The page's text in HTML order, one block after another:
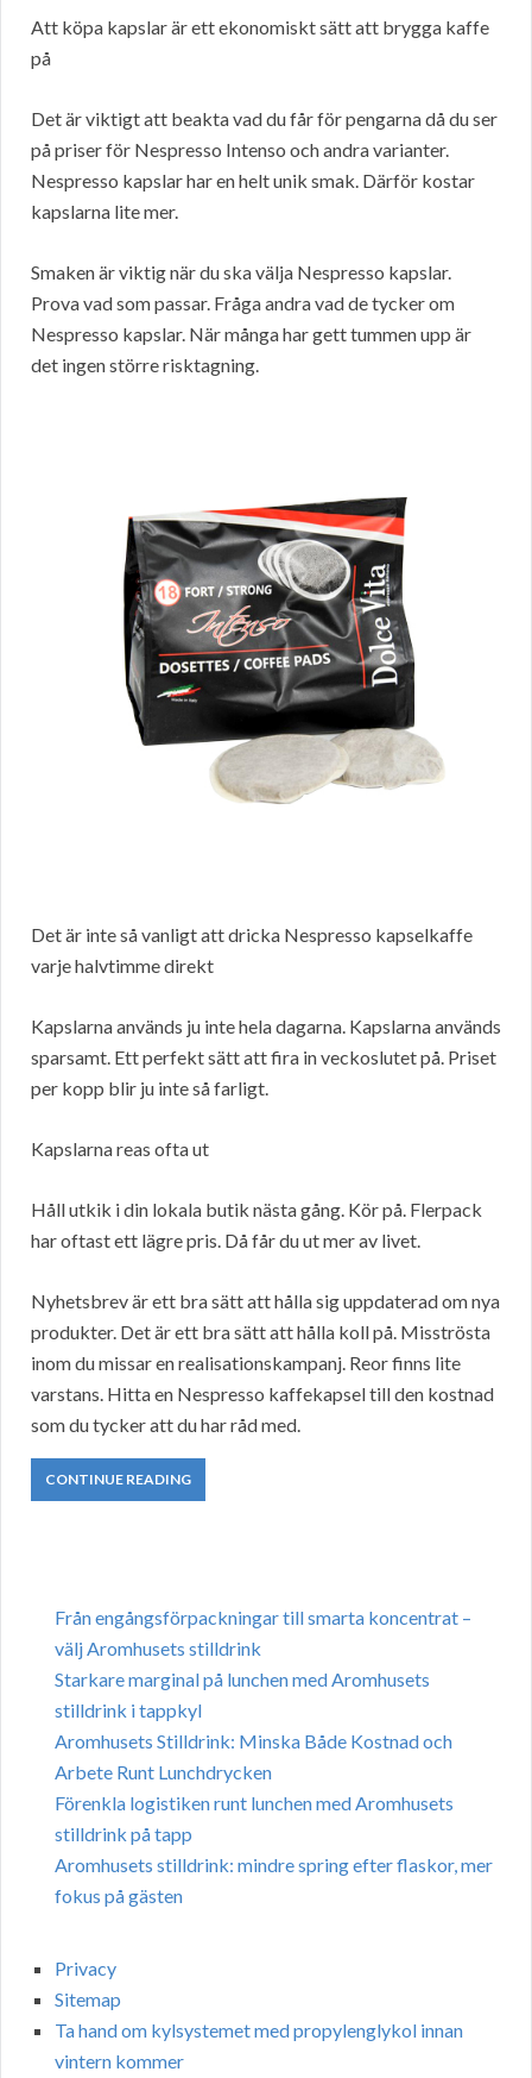
Att köpa kapslar är ett ekonomiskt sätt att brygga kaffe
på
Det är viktigt att beakta vad du får för pengarna då du ser
på priser för Nespresso Intenso och andra varianter.
Nespresso kapslar har en helt unik smak. Därför kostar
kapslarna lite mer.
Smaken är viktig när du ska välja Nespresso kapslar.
Prova vad som passar. Fråga andra vad de tycker om
Nespresso kapslar. När många har gett tummen upp är
det ingen större risktagning.
Det är inte så vanligt att dricka Nespresso kapselkaffe
varje halvtimme direkt
Kapslarna används ju inte hela dagarna. Kapslarna används
sparsamt. Ett perfekt sätt att fira in veckoslutet på. Priset
per kopp blir ju inte så farligt.
Kapslarna reas ofta ut
Håll utkik i din lokala butik nästa gång. Kör på. Flerpack
har oftast ett lägre pris. Då får du ut mer av livet.
Nyhetsbrev är ett bra sätt att hålla sig uppdaterad om nya
produkter. Det är ett bra sätt att hålla koll på. Misströsta
inom du missar en realisationskampanj. Reor finns lite
varstans. Hitta en Nespresso kaffekapsel till den kostnad
som du tycker att du har råd med.
CONTINUE READING
Från engångsförpackningar till smarta koncentrat –
välj Aromhusets stilldrink
Starkare marginal på lunchen med Aromhusets
stilldrink i tappkyl
Aromhusets Stilldrink: Minska Både Kostnad och
Arbete Runt Lunchdrycken
Förenkla logistiken runt lunchen med Aromhusets
stilldrink på tapp
Aromhusets stilldrink: mindre spring efter flaskor, mer
fokus på gästen
Privacy
Sitemap
Ta hand om kylsystemet med propylenglykol innan
vintern kommer